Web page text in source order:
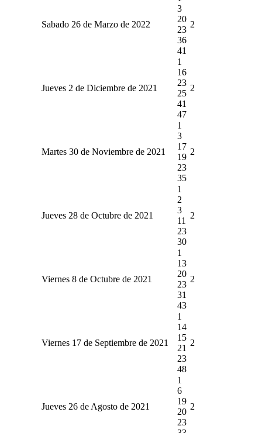
Sabado 26 de Marzo de 2022
3
20
23
36
41
2
Jueves 2 de Diciembre de 2021
1
16
23
25
41
47
2
Martes 30 de Noviembre de 2021
1
3
17
19
23
35
2
Jueves 28 de Octubre de 2021
1
2
3
11
23
30
2
Viernes 8 de Octubre de 2021
1
13
20
23
31
43
2
Viernes 17 de Septiembre de 2021
1
14
15
21
23
48
2
Jueves 26 de Agosto de 2021
1
6
19
20
23
2